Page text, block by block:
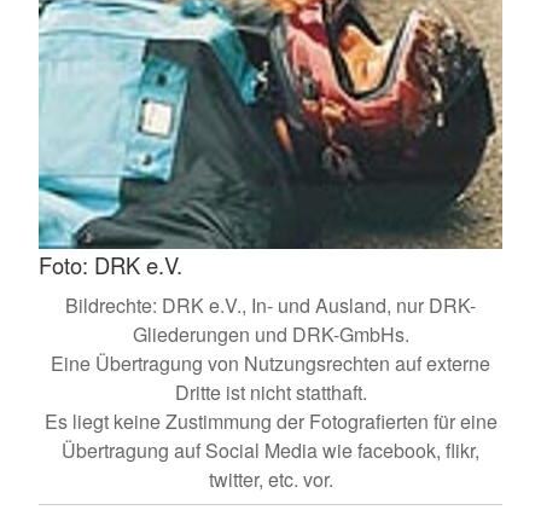
Foto: DRK e.V.
Bildrechte: DRK e.V., In- und Ausland, nur DRK-
Gliederungen und DRK-GmbHs.
Eine Übertragung von Nutzungsrechten auf externe
Dritte ist nicht statthaft.
Es liegt keine Zustimmung der Fotografierten für eine
Übertragung auf Social Media wie facebook, flikr,
twitter, etc. vor.